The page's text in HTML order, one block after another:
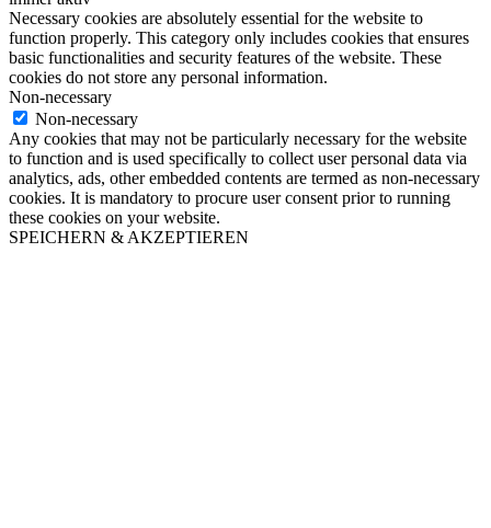
Necessary cookies are absolutely essential for the website to
function properly. This category only includes cookies that ensures
basic functionalities and security features of the website. These
cookies do not store any personal information.
Non-necessary
Non-necessary
Any cookies that may not be particularly necessary for the website
to function and is used specifically to collect user personal data via
analytics, ads, other embedded contents are termed as non-necessary
cookies. It is mandatory to procure user consent prior to running
these cookies on your website.
SPEICHERN & AKZEPTIEREN